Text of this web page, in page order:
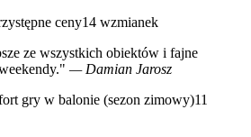
ceny14 wzmianek
ze wszystkich obiektów i fajne
— Damian Jarosz
gry w balonie (sezon zimowy)11